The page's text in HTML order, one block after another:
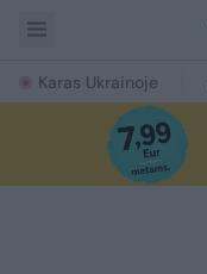
Karas Ukrainoje